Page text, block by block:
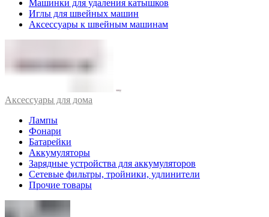
Машинки для удаления катышков
Иглы для швейных машин
Аксессуары к швейным машинам
Аксессуары для дома
Лампы
Фонари
Батарейки
Аккумуляторы
Зарядные устройства для аккумуляторов
Сетевые фильтры, тройники, удлинители
Прочие товары